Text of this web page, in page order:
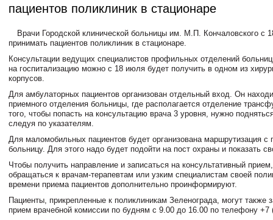
пациентов поликлиник в стационаре
Врачи Городской клинической больницы им. М.П. Кончаловского с
принимать пациентов поликлиник в стационаре.
Консультации ведущих специалистов профильных отделений
на госпитализацию можно с 18 июля будет получить в одном из
корпусов.
Для амбулаторных пациентов организован отдельный вход. Он
приемного отделения больницы, где располагается отделение
того, чтобы попасть на консультацию врача 3 уровня, нужно
следуя по указателям.
Для маломобильных пациентов будет организована маршрутизация с
больницу. Для этого надо будет подойти на пост охраны и показать
Чтобы получить направление и записаться на консультативный
обращаться к врачам-терапевтам или узким специалистам своей
времени приема пациентов дополнительно проинформируют.
Пациенты, прикрепленные к поликлиникам Зеленограда, могут также
прием врачебной комиссии по будням с 9.00 до 16.00 по телефону +7